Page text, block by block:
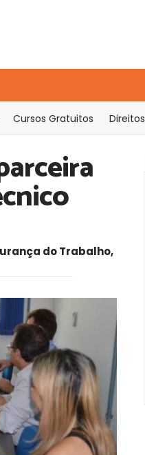
Cursos Gratuitos Direitos
do Trabalho,